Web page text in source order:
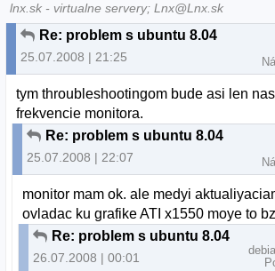
lnx.sk - virtualne servery; Lnx@Lnx.sk
Re: problem s ubuntu 8.04
25.07.2008 | 21:25
tym throubleshootingom bude asi len
frekvencie monitora.
Re: problem s ubuntu 8.04
25.07.2008 | 22:07
monitor mam ok. ale medyi
ovladac ku grafike ATI x1550 moye to
Re: problem s ubuntu 8.04
26.07.2008 | 00:01